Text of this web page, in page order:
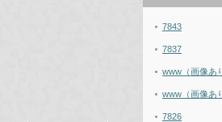
7843
7837
www（画像あ
www（画像あ
7826